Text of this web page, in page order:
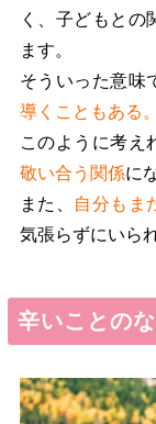
く、子どもとの
ます。
そういった意味
導くこともある。
このように考え
敬い合う関係に
また、 自分もま
気張らずにいら
辛いことの